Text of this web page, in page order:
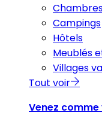
Campings
Hôtels
Meublés
Villages
Tout voir
Venez